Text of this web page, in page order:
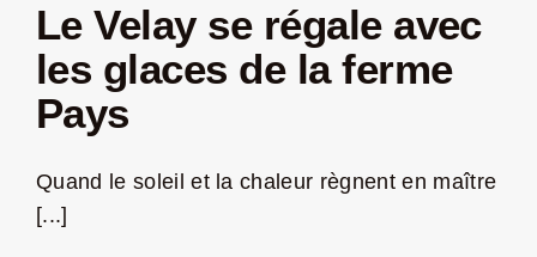
Le Velay se régale avec
les glaces de la ferme
Pays
Quand le soleil et la chaleur règnent en maître
[...]